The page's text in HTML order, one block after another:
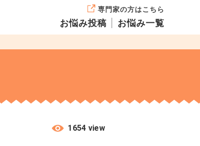
専門家の方はこちら
お悩み投稿 お悩み一覧
1654 view